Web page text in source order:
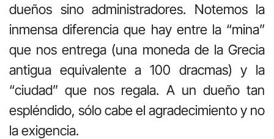
dueños sino administradores. Notemos la
inmensa diferencia que hay entre la “mina”
que nos entrega (una moneda de la Grecia
antigua equivalente a 100 dracmas) y la
“ciudad” que nos regala. A un dueño tan
espléndido, sólo cabe el agradecimiento y no
la exigencia.